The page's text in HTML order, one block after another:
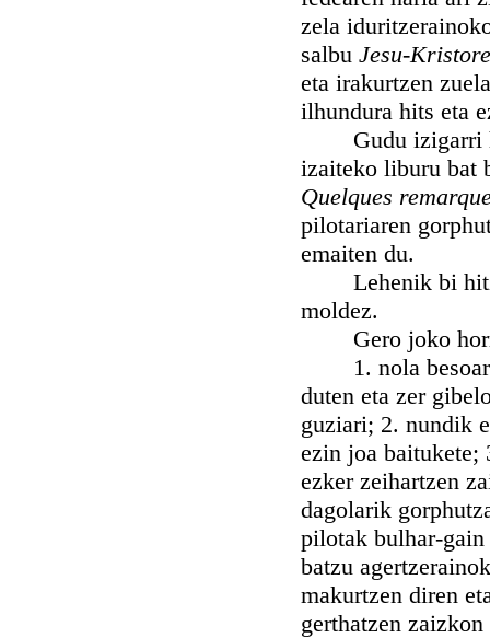
zela
salbu Jesu-
eta irakurtzen
ilhundura hits eta
Gudu izigarri
izaiteko liburu bat
Quelques
pilotariaren
emaiten du.
Lehenik bi hitz
moldez.
Gero joko
1. nola
duten eta zer
guziari; 2. nundik
ezin joa baitukete;
ezker zeihartzen
dagolarik
pilotak bulhar-
batzu
makurtzen diren
gerthatzen